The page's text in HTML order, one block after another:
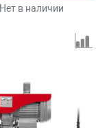
Нет в наличии